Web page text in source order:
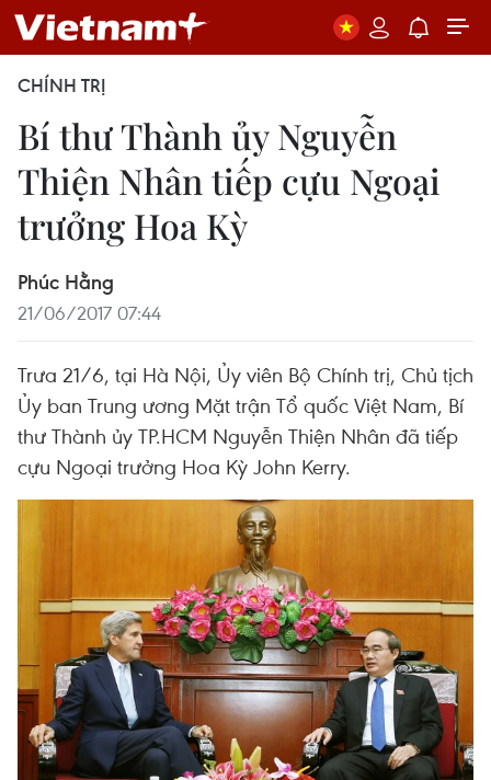
CHÍNH TRỊ
Bí thư Thành ủy Nguyễn
Thiện Nhân tiếp cựu Ngoại
trưởng Hoa Kỳ
Phúc Hằng
21/06/2017 07:44
Trưa 21/6, tại Hà Nội, Ủy viên Bộ Chính trị, Chủ tịch
Ủy ban Trung ương Mặt trận Tổ quốc Việt Nam, Bí
thư Thành ủy TP.HCM Nguyễn Thiện Nhân đã tiếp
cựu Ngoại trưởng Hoa Kỳ John Kerry.